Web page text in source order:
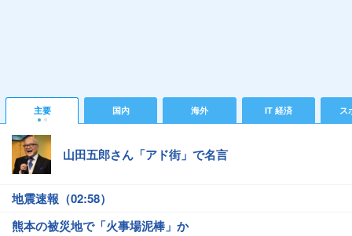
主要 国内 海外 IT 経済 ス
山田五郎さん「アド街」で名言
地震速報（02:58）
熊本の被災地で「火事場泥棒」か